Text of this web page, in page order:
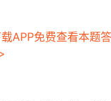
APP免费查看本题